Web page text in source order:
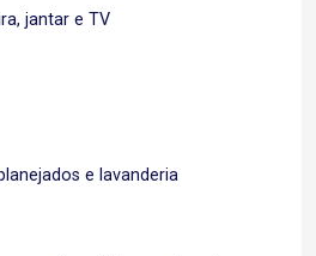
jantar e TV
e lavanderia